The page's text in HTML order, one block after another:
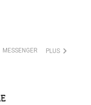
MESSENGER PLUS